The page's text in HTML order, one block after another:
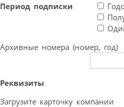
Период подписки
Архивные номера (номер, год)
Реквизиты
Загрузите карточку компании